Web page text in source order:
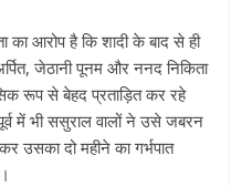
का आरोप है कि शादी के बाद से ही
जेठानी पूनम और ननद निकिता
रूप से बेहद प्रताड़ित कर रहे
में भी ससुराल वालों ने उसे जबरन
उसका दो महीने का गर्भपात